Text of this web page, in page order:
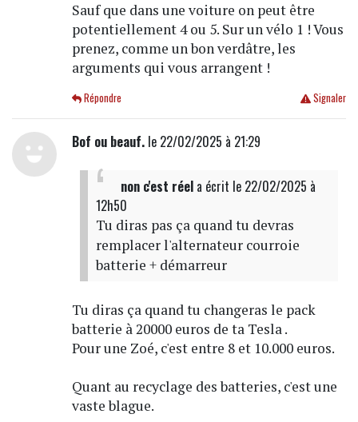
Sauf que dans une voiture on peut être
potentiellement 4 ou 5. Sur un vélo 1 ! Vous
prenez, comme un bon verdâtre, les
arguments qui vous arrangent !
Signaler
Répondre
Bof ou beauf.le 22/02/2025 à 21:29
non c'est réela écrit le 22/02/2025 à
12h50
Tu diras pas ça quand tu devras
remplacer l'alternateur courroie
batterie + démarreur
Tu diras ça quand tu changeras le pack
batterie à 20000 euros de ta Tesla .
Pour une Zoé, c'est entre 8 et 10.000 euros.
Quant au recyclage des batteries, c'est une
vaste blague.